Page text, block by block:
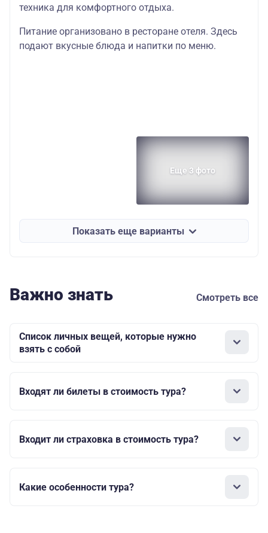
техника для комфортного отдыха.
Питание организовано в ресторане отеля. Здесь
подают вкусные блюда и напитки по меню.
Еще 3 фото
Показать еще варианты
Важно знать Смотреть все
Список личных вещей, которые нужно
взять с собой
Входят ли билеты в стоимость тура?
Входит ли страховка в стоимость тура?
Какие особенности тура?